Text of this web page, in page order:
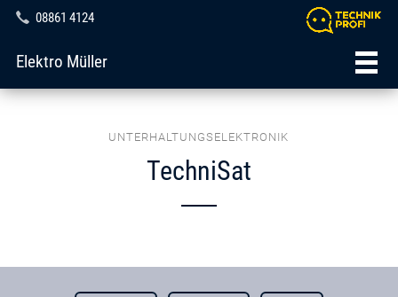
08861 4124
Elektro Müller
UNTERHALTUNGSELEKTRONIK
TechniSat